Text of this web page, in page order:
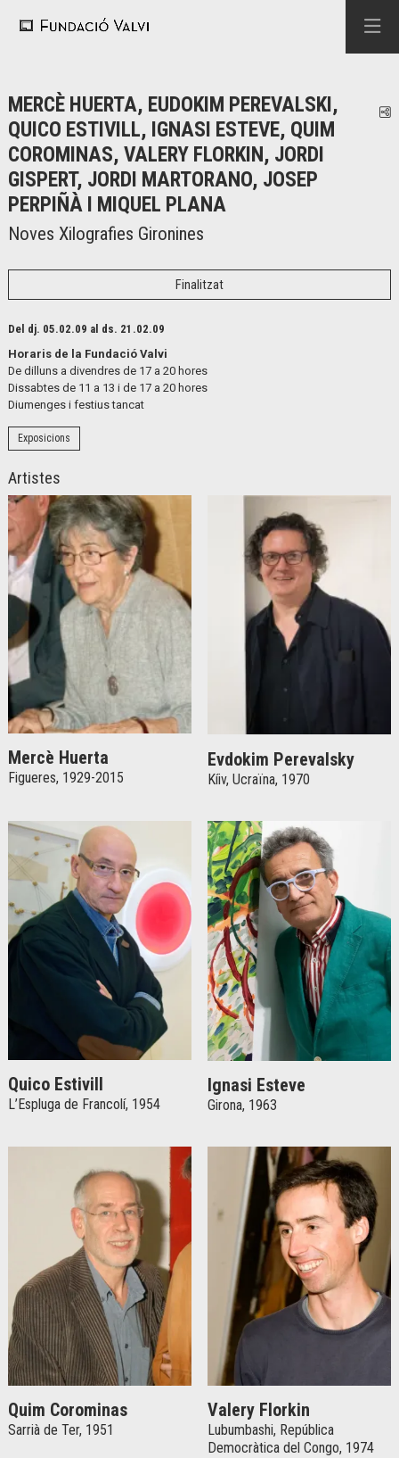
MERCÈ HUERTA, EUDOKIM PEREVALSKI,
QUICO ESTIVILL, IGNASI ESTEVE, QUIM
COROMINAS, VALERY FLORKIN, JORDI
GISPERT, JORDI MARTORANO, JOSEP
PERPIÑÀ I MIQUEL PLANA
Noves Xilografies Gironines
Finalitzat
Del dj. 05.02.09 al ds. 21.02.09
Horaris de la Fundació Valvi
De dilluns a divendres de 17 a 20 hores
Dissabtes de 11 a 13 i de 17 a 20 hores
Diumenges i festius tancat
Exposicions
Artistes
Mercè Huerta
Figueres, 1929-2015
Evdokim Perevalsky
Kíiv, Ucraïna, 1970
Quico Estivill
L’Espluga de Francolí, 1954
Ignasi Esteve
Girona, 1963
Quim Corominas
Sarrià de Ter, 1951
Valery Florkin
Lubumbashi, República
Democràtica del Congo, 1974